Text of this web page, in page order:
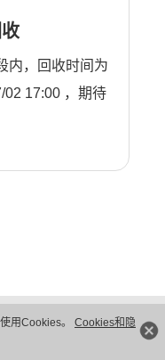
用Cookies。 Cookies和隐
内，回收时间为
17:00 ，期待
明